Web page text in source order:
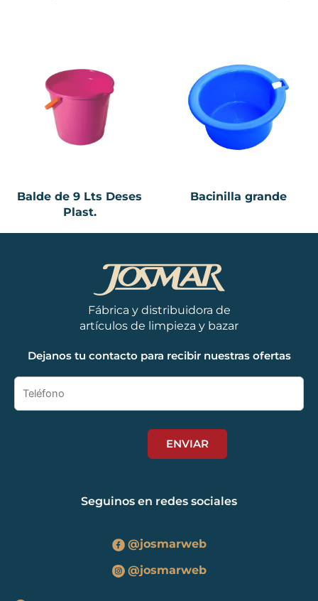
Balde de 9 Lts Deses
Plast.
Bacinilla grande
Fábrica y distribuidora de
artículos de limpieza y bazar
Dejanos tu contacto para recibir nuestras ofertas
Seguinos en redes sociales
@josmarweb
@josmarweb